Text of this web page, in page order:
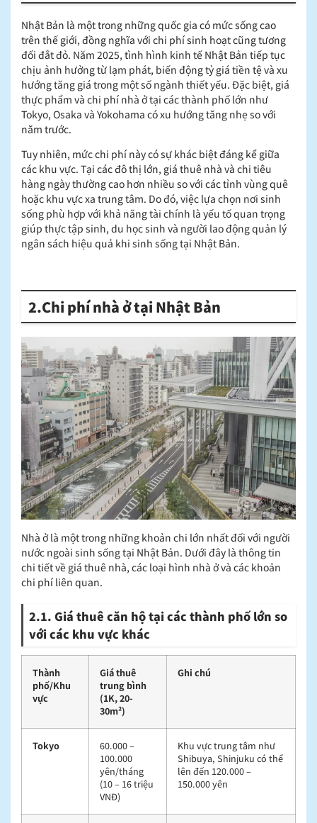
Nhật Bản là một trong những quốc gia có mức sống cao
trên thế giới, đồng nghĩa với chi phí sinh hoạt cũng tương
đối đắt đỏ. Năm 2025, tình hình kinh tế Nhật Bản tiếp tục
chịu ảnh hưởng từ lạm phát, biến động tỷ giá tiền tệ và xu
hướng tăng giá trong một số ngành thiết yếu. Đặc biệt, giá
thực phẩm và chi phí nhà ở tại các thành phố lớn như
Tokyo, Osaka và Yokohama có xu hướng tăng nhẹ so với
năm trước.
Tuy nhiên, mức chi phí này có sự khác biệt đáng kể giữa
các khu vực. Tại các đô thị lớn, giá thuê nhà và chi tiêu
hàng ngày thường cao hơn nhiều so với các tỉnh vùng quê
hoặc khu vực xa trung tâm. Do đó, việc lựa chọn nơi sinh
sống phù hợp với khả năng tài chính là yếu tố quan trọng
giúp thực tập sinh, du học sinh và người lao động quản lý
ngân sách hiệu quả khi sinh sống tại Nhật Bản.
2.Chi phí nhà ở tại Nhật Bản
Nhà ở là một trong những khoản chi lớn nhất đối với người
nước ngoài sinh sống tại Nhật Bản. Dưới đây là thông tin
chi tiết về giá thuê nhà, các loại hình nhà ở và các khoản
chi phí liên quan.
2.1. Giá thuê căn hộ tại các thành phố lớn so
với các khu vực khác
Thành
phố/Khu
vực
Giá thuê
trung bình
(1K, 20-
30m²)
Ghi chú
Tokyo
60.000 –
100.000
yên/tháng
(10 – 16 triệu
VNĐ)
Khu vực trung tâm như
Shibuya, Shinjuku có thể
lên đến 120.000 –
150.000 yên